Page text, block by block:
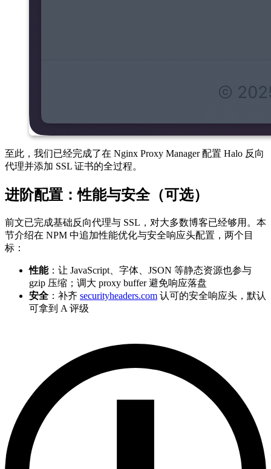
至此，我们已经完成了在 Nginx Proxy Manager 配置 Halo 反向
代理并添加 SSL 证书的全过程。
进阶配置：性能与安全（可选）
前文已完成基础反向代理与 SSL，对大多数博客已经够用。本
节介绍在 NPM 中追加性能优化与安全响应头配置，两个目
标：
性能：让 JavaScript、字体、JSON 等静态资源也参与
gzip 压缩；调大 proxy buffer 避免响应落盘
安全 ：补齐 securityheaders.com 认可的安全响应头，默认
可拿到 A 评级